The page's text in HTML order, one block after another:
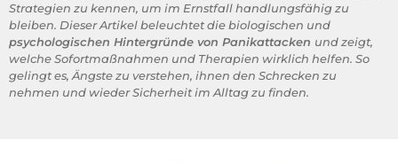
Strategien zu kennen, um im Ernstfall handlungsfähig zu
bleiben. Dieser Artikel beleuchtet die biologischen und
psychologischen Hintergründe von Panikattacken und zeigt,
welche Sofortmaßnahmen und Therapien wirklich helfen. So
gelingt es, Ängste zu verstehen, ihnen den Schrecken zu
nehmen und wieder Sicherheit im Alltag zu finden.